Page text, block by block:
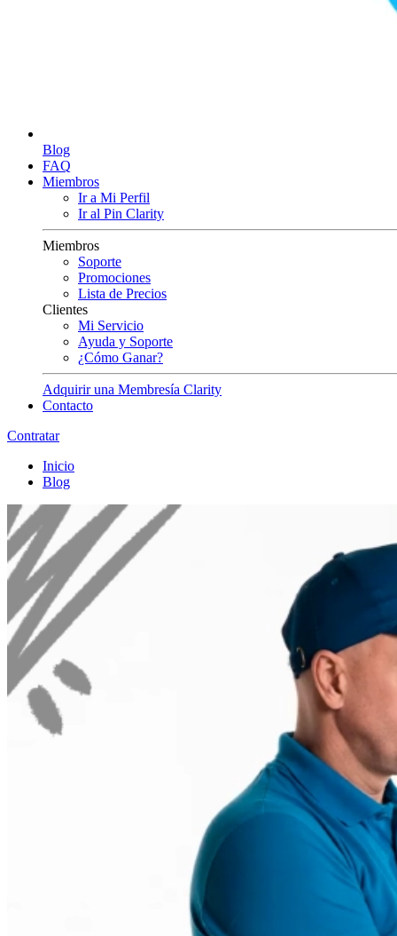
Blog
FAQ
Miembros
Ir a Mi Perfil
Ir al Pin Clarity
Miembros
Soporte
Promociones
Lista de Precios
Clientes
Mi Servicio
Ayuda y Soporte
¿Cómo Ganar?
Adquirir una Membresía Clarity
Contacto
Contratar
Inicio
Blog